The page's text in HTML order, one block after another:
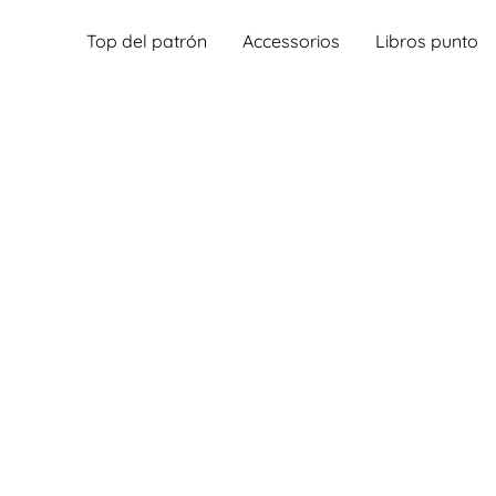
Top del patrón Accessorios Libros punto